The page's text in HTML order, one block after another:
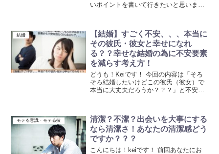
いポイントを書いて行きたいと思いま
結婚
【結婚】すごく不安、、、本当に
その彼氏・彼女と幸せになれ
る？？幸せな結婚の為に不安要素
を減らす考え方！
どうも！Keiです！ 今回の内容は「そろ
そろ結婚したいけどこの彼氏（彼女）で
本当に大丈夫だろうか？？？」と不安な
モテる意識・モテる技
清潔？不潔？出会いを大事にする
なら清潔さ！あなたの清潔感どう
ですか？？？
こんにちは！keiです！ 前回あなたにお